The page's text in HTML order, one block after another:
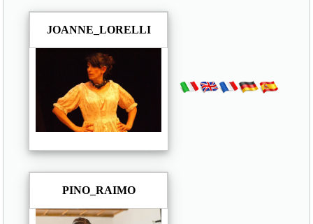
JOANNE_LORELLI
PINO_RAIMO